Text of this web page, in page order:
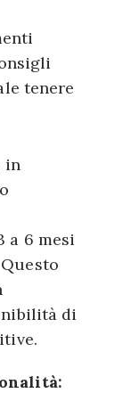
tenere
in
a 6 mesi
di